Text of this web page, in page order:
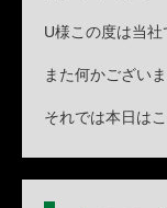
U様この度は当社
また何かござい
それでは本日は